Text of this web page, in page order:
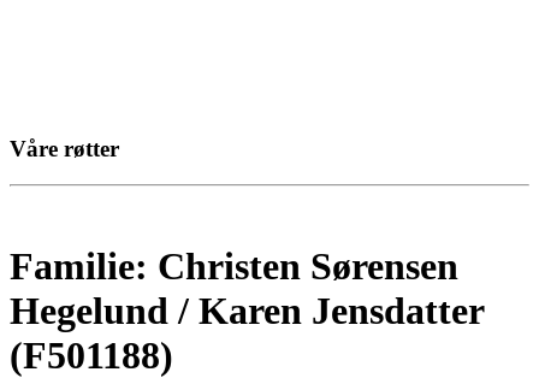
Våre røtter
Familie: Christen Sørensen
Hegelund / Karen Jensdatter
(F501188)